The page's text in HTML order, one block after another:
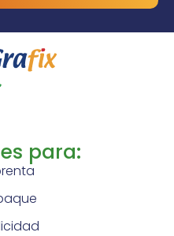
para: